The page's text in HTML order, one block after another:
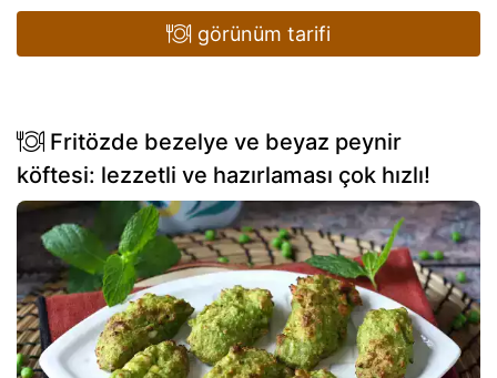
görünüm tarifi
Fritözde bezelye ve beyaz peynir
köftesi: lezzetli ve hazırlaması çok hızlı!